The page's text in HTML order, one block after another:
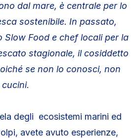
dal mare, è centrale per lo
sostenibile. In passato,
Slow Food e chef locali per la
stagionale, il cosiddetto
se non lo conosci, non
degli ecosistemi marini ed
avete avuto esperienze,